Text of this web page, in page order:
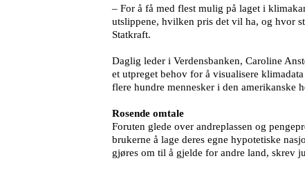
– For å få med flest mulig på laget i
utslippene, hvilken pris det vil ha, og hvor
Statkraft.
Daglig leder i Verdensbanken, Caroline
et utpreget behov for å visualisere
flere hundre mennesker i den amerikanske
Rosende omtale
Foruten glede over andreplassen og
brukerne å lage deres egne hypotetiske
gjøres om til å gjelde for andre land, skrev